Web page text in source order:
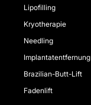
Lipofilling
Kryotherapie
Needling
Implantatentfernung
Brazilian-Butt-Lift
Fadenlift